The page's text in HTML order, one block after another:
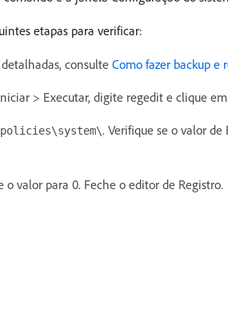
etapas para verificar:
consulte Como fazer backup e
> Executar, digite regedit e clique
. Verifique se o valor
valor para 0. Feche o editor de Registro.